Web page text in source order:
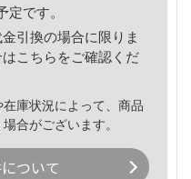
定です。
引換の場合に限りま
こちら をご確認くだ
庫状況によって、商品
合がございます。
ついて